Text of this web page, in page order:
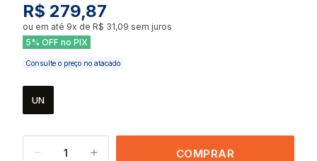
R$ 279,87
ou em até 9x de R$ 31,09 sem juros
5% OFF no PIX
Consulte o preço no atacado
UN
1 COMPRAR